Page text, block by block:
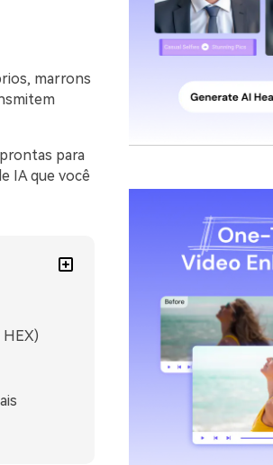
marrons
para
IA que você
HEX)